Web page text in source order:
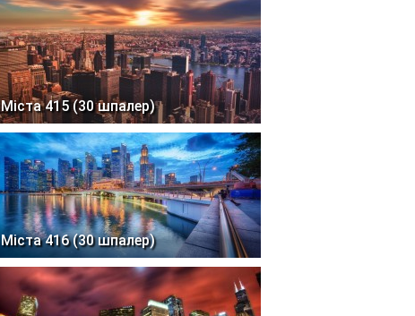
Міста 415 (30 шпалер)
Міста 416 (30 шпалер)